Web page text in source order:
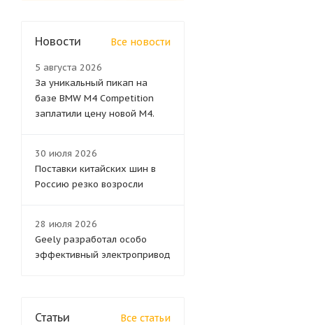
Новости Все новости
5 августа 2026
За уникальный пикап на
базе BMW M4 Competition
заплатили цену новой M4.
30 июля 2026
Поставки китайских шин в
Россию резко возросли
28 июля 2026
Geely разработал особо
эффективный электропривод
Статьи Все статьи